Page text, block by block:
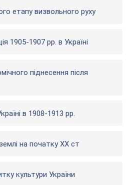
етапу визвольного руху
1905-1907 рр. в Україні
піднесення після
в 1908-1913 рр.
на початку XX ст
культури України